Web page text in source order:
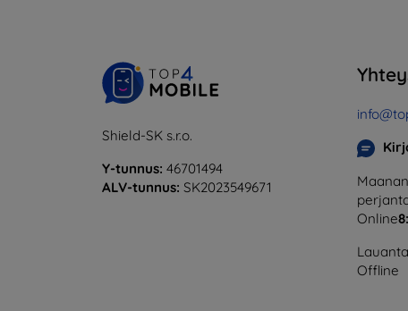
Shield-SK s.r.o.
Y-tunnus: 46701494
ALV-tunnus: SK2023549671
Online
Offline